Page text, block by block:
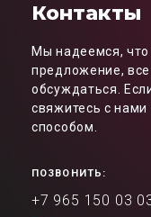
Контакты
Мы надеемся, что
предложение,
обсуждаться.
свяжитесь с
способом.
ПОЗВОНИТЬ:
+7 965 150 03